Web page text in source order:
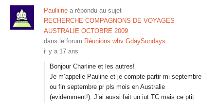
Pauliiine a répondu au sujet
RECHERCHE COMPAGNONS DE VOYAGES
AUSTRALIE OCTOBRE 2009
dans le forum Réunions whv GdaySundays
il y a 17 ans
Bonjour Charline et les autres!
Je m’appelle Pauline et je compte partir mi septembre
ou fin septembre pr pls mois en Australie
(evidemment!). J’ai aussi fait un iut TC mais ce ptit